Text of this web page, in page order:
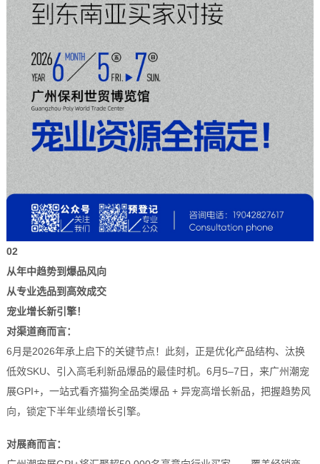
02
从年中趋势到爆品风向
从专业选品到高效成交
宠业增长新引擎！
对渠道商而言：
6月是2026年承上启下的关键节点！此刻，正是优化产品结构、汰换
低效SKU、引入高毛利新品爆品的最佳时机。6月5–7日，来广州潮宠
展GPI+，一站式看齐猫狗全品类爆品 + 异宠高增长新品，把握趋势风
向，锁定下半年业绩增长引擎。
对展商而言：